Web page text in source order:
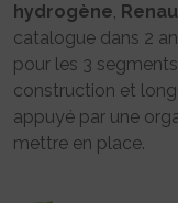
hydrogène,
catalogue dans 2
pour les 3
construction et
appuyé par une
mettre en place.